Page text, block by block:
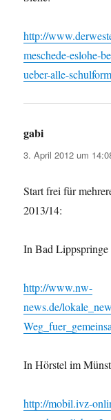
http://
meschede-eslohe-
ueber-alle-
gabi
3. April 2012 um
Start frei für
2013/14:
In Bad Lippspringe
http://www.nw-
news.de/
In Hörstel im
http://mobil.ivz-